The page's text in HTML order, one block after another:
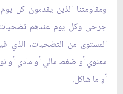
ومقاومتنا الذين يقدمون كل
جرحى وكل يوم عندهم
المستوى من التضحيات،
معنوي أو ضغط مالي أو مادي أو
أو ما شاكل.